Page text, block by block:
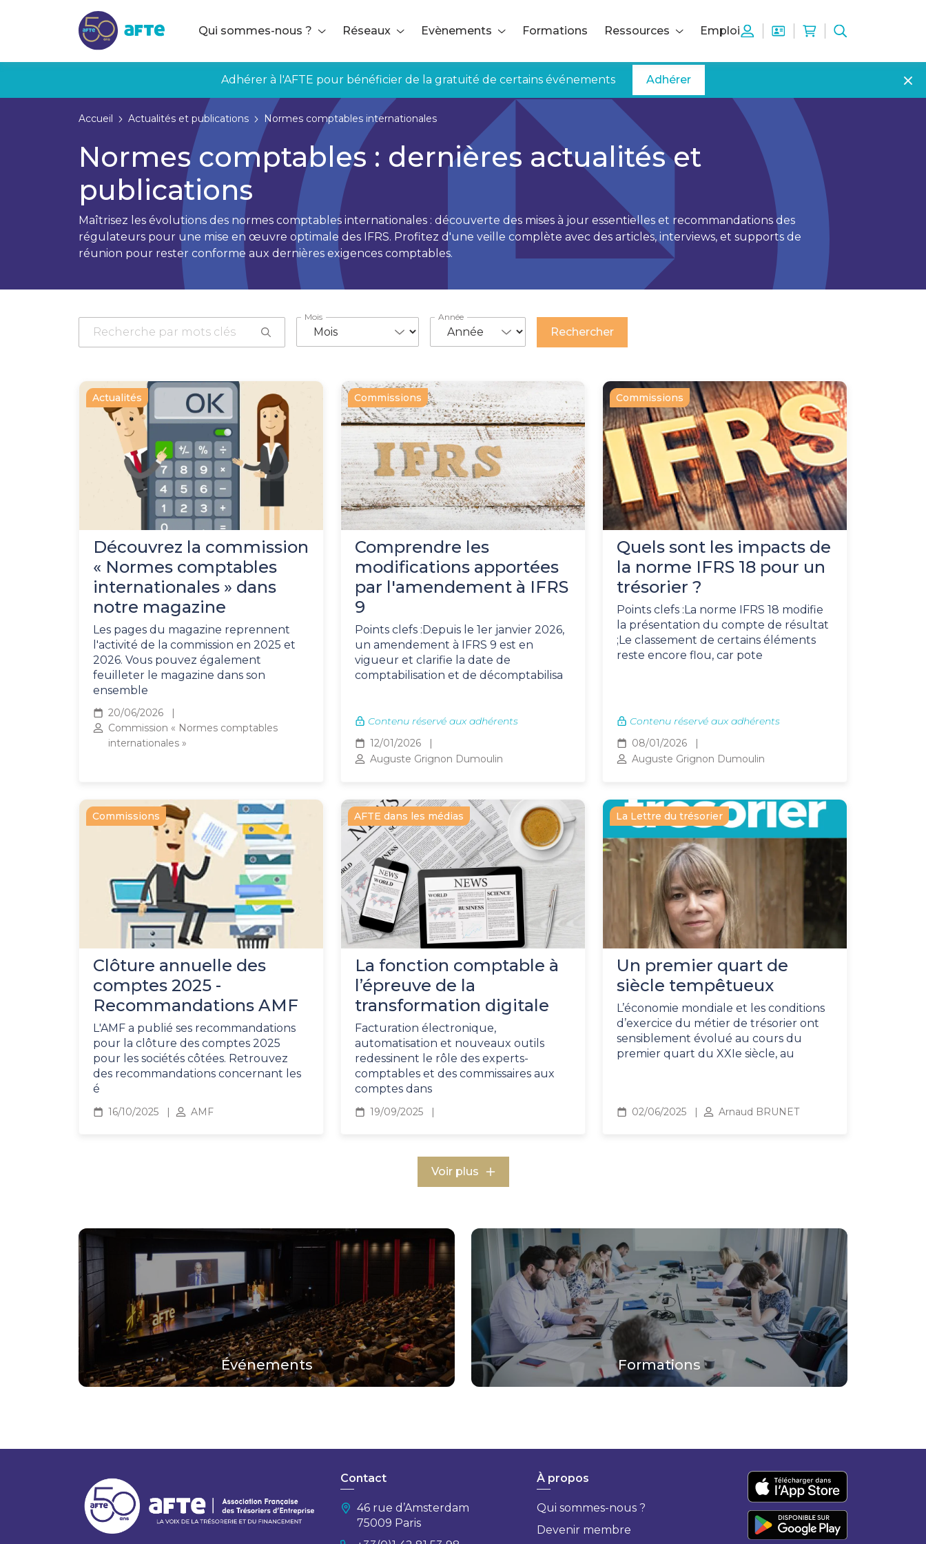
Qui sommes-nous ?
Réseaux Evènements Formations Ressources Emploi
Adhérer à l'AFTE pour bénéficier de la gratuité de certains événements Adhérer
Accueil Actualités et publications Normes comptables internationales
Normes comptables : dernières actualités et
publications
Maîtrisez les évolutions des normes comptables internationales : découverte des mises à jour essentielles et recommandations des
régulateurs pour une mise en œuvre optimale des IFRS. Profitez d'une veille complète avec des articles, interviews, et supports de
réunion pour rester conforme aux dernières exigences comptables.
Mois Année
Actualités
Découvrez la commission
« Normes comptables
internationales » dans
notre magazine
Les pages du magazine reprennent
l'activité de la commission en 2025 et
2026. Vous pouvez également
feuilleter le magazine dans son
ensemble
20/06/2026
Commission « Normes comptables
internationales »
Commissions
Comprendre les
modifications apportées
par l'amendement à IFRS
9
Points clefs :Depuis le 1er janvier 2026,
un amendement à IFRS 9 est en
vigueur et clarifie la date de
comptabilisation et de décomptabilisa
Contenu réservé aux adhérents
12/01/2026
Auguste Grignon Dumoulin
Commissions
Quels sont les impacts de
la norme IFRS 18 pour un
trésorier ?
Points clefs :La norme IFRS 18 modifie
la présentation du compte de résultat
;Le classement de certains éléments
reste encore flou, car pote
Contenu réservé aux adhérents
08/01/2026
Auguste Grignon Dumoulin
Commissions
Clôture annuelle des
comptes 2025 -
Recommandations AMF
L'AMF a publié ses recommandations
pour la clôture des comptes 2025
pour les sociétés côtées. Retrouvez
des recommandations concernant les
é
16/10/2025 AMF
AFTE dans les médias
La fonction comptable à
l’épreuve de la
transformation digitale
Facturation électronique,
automatisation et nouveaux outils
redessinent le rôle des experts-
comptables et des commissaires aux
comptes dans
19/09/2025
La Lettre du trésorier
Un premier quart de
siècle tempêtueux
L’économie mondiale et les conditions
d’exercice du métier de trésorier ont
sensiblement évolué au cours du
premier quart du XXIe siècle, au
02/06/2025 Arnaud BRUNET
Voir plus
Événements Formations
Contact
46 rue d’Amsterdam
75009 Paris
À propos
Qui sommes-nous ?
Devenir membre